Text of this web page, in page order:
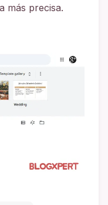
más precisa.